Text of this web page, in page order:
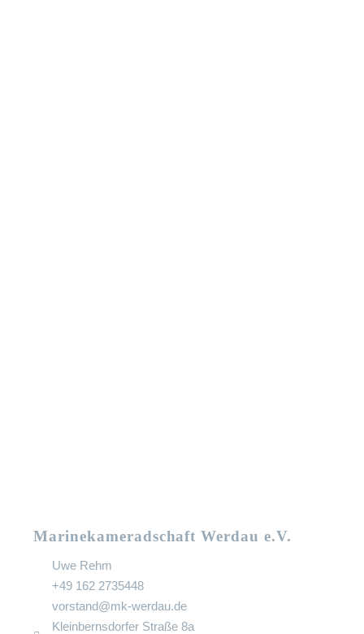
Marinekameradschaft Werdau e.V.
Uwe Rehm
+49 162 2735448
vorstand@mk-werdau.de
Kleinbernsdorfer Straße 8a